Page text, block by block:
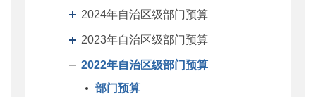
2024年自治区级部门预算
2023年自治区级部门预算
2022年自治区级部门预算
部门预算